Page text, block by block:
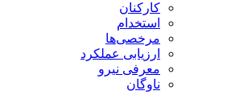
کارکنان
استخدام
مرخصی‌ها
ارزیابی عملکرد
معرفی نیرو
ناوگان